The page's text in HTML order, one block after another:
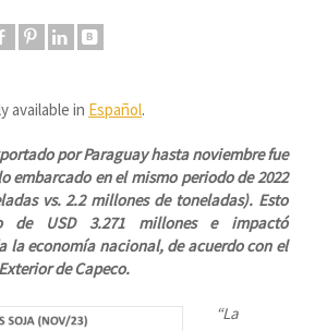
available in Español.
por Paraguay hasta noviembre fue
embarcado en el mismo periodo de 2022
vs. 2.2 millones de toneladas). Esto
de USD 3.271 millones e impactó
la economía nacional, de acuerdo con el
de Capeco.
“La